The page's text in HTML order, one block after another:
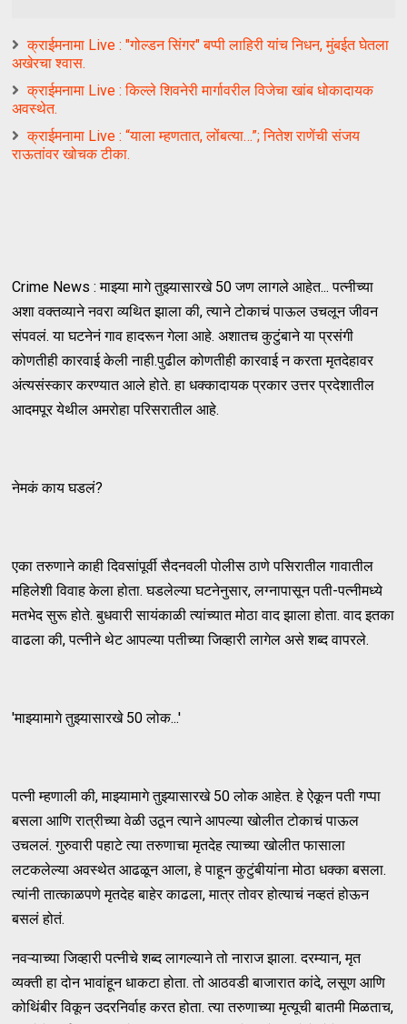
क्राईमनामा Live : "गोल्डन सिंगर" बप्पी लाहिरी यांच निधन, मुंबईत घेतला
अखेरचा श्वास.
क्राईमनामा Live : किल्ले शिवनेरी मार्गावरील विजेचा खांब धोकादायक
अवस्थेत.
क्राईमनामा Live : “याला म्हणतात, लोंबत्या…”; नितेश राणेंची संजय
राऊतांवर खोचक टीका.
Crime News : माझ्या मागे तुझ्यासारखे 50 जण लागले आहेत... पत्नीच्या
अशा वक्तव्याने नवरा व्यथित झाला की, त्याने टोकाचं पाऊल उचलून जीवन
संपवलं. या घटनेनं गाव हादरून गेला आहे. अशातच कुटुंबाने या प्रसंगी
कोणतीही कारवाई केली नाही.पुढील कोणतीही कारवाई न करता मृतदेहावर
अंत्यसंस्कार करण्यात आले होते. हा धक्कादायक प्रकार उत्तर प्रदेशातील
आदमपूर येथील अमरोहा परिसरातील आहे.
नेमकं काय घडलं?
एका तरुणाने काही दिवसांपूर्वी सैदनवली पोलीस ठाणे पसिरातील गावातील
महिलेशी विवाह केला होता. घडलेल्या घटनेनुसार, लग्नापासून पती-पत्नीमध्ये
मतभेद सुरू होते. बुधवारी सायंकाळी त्यांच्यात मोठा वाद झाला होता. वाद इतका
वाढला की, पत्नीने थेट आपल्या पतीच्या जिव्हारी लागेल असे शब्द वापरले.
'माझ्यामागे तुझ्यासारखे 50 लोक...'
पत्नी म्हणाली की, माझ्यामागे तुझ्यासारखे 50 लोक आहेत. हे ऐकून पती गप्पा
बसला आणि रात्रीच्या वेळी उठून त्याने आपल्या खोलीत टोकाचं पाऊल
उचललं. गुरुवारी पहाटे त्या तरुणाचा मृतदेह त्याच्या खोलीत फासाला
लटकलेल्या अवस्थेत आढळून आला, हे पाहून कुटुंबीयांना मोठा धक्का बसला.
त्यांनी तात्काळपणे मृतदेह बाहेर काढला, मात्र तोवर होत्याचं नव्हतं होऊन
बसलं होतं.
नवऱ्याच्या जिव्हारी पत्नीचे शब्द लागल्याने तो नाराज झाला. दरम्यान, मृत
व्यक्ती हा दोन भावांहून धाकटा होता. तो आठवडी बाजारात कांदे, लसूण आणि
कोथिंबीर विकून उदरनिर्वाह करत होता. त्या तरुणाच्या मृत्यूची बातमी मिळताच,